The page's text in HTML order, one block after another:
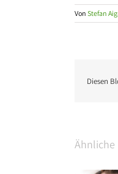
Von Stefan
Diesen
Ähnliche